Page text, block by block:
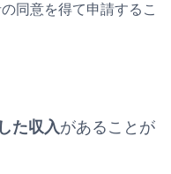
同意を得て申請するこ
た収入があることが